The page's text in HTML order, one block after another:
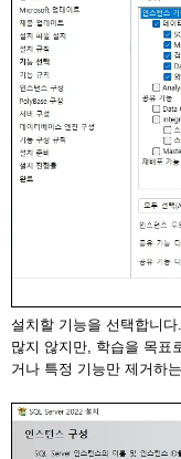
설치할 기능을 선택합니
많지 않지만, 학습을 목표
거나 특정 기능만 제거하